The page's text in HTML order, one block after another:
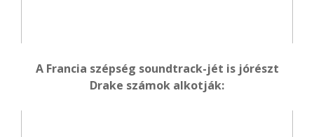
A Francia szépség soundtrack-jét is jórészt
Drake számok alkotják: